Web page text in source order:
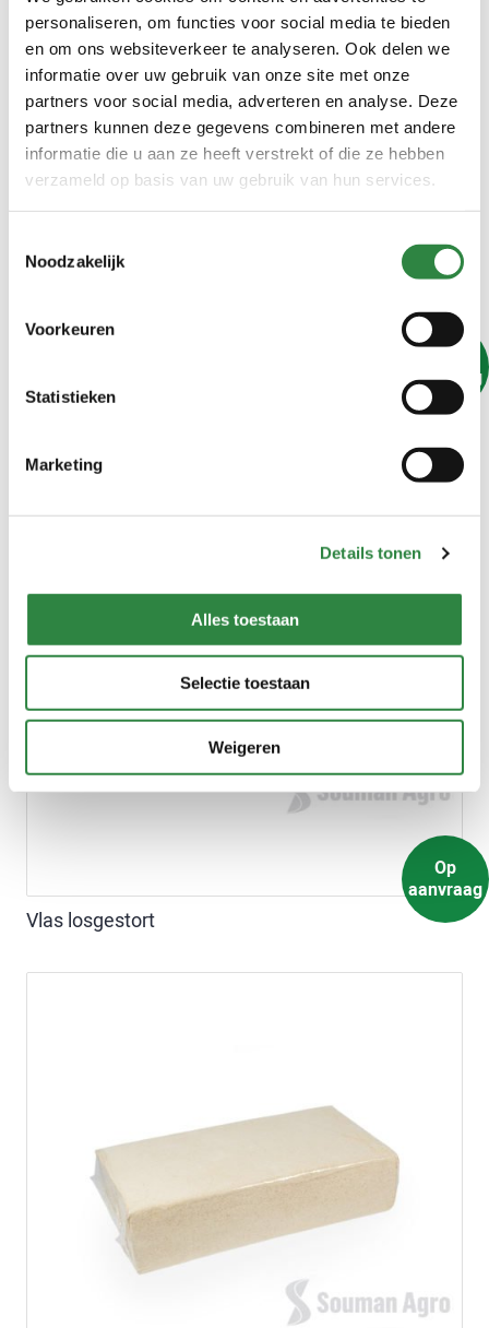
personaliseren, om functies voor social media te bieden
en om ons websiteverkeer te analyseren. Ook delen we
informatie over uw gebruik van onze site met onze
partners voor social media, adverteren en analyse. Deze
partners kunnen deze gegevens combineren met andere
informatie die u aan ze heeft verstrekt of die ze hebben
verzameld op basis van uw gebruik van hun services.
Noodzakelijk
Voorkeuren
Statistieken
Marketing
Details tonen
Alles toestaan
Selectie toestaan
Weigeren
aanvraag
Gemalen vlas losgestort
Op
aanvraag
Vlas losgestort